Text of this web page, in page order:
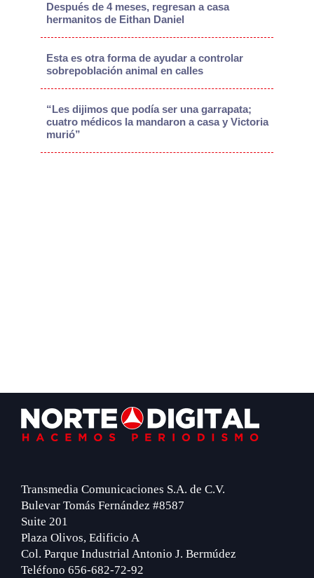
Después de 4 meses, regresan a casa
hermanitos de Eithan Daniel
Esta es otra forma de ayudar a controlar
sobrepoblación animal en calles
“Les dijimos que podía ser una garrapata;
cuatro médicos la mandaron a casa y Victoria
murió”
Footer
Transmedia Comunicaciones S.A. de C.V.
Bulevar Tomás Fernández #8587
Suite 201
Plaza Olivos, Edificio A
Col. Parque Industrial Antonio J. Bermúdez
Teléfono 656-682-72-92